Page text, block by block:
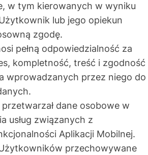
w tym kierowanych w wyniku
lub jego opiekun
zgodę.
pełną odpowiedzialność za
kompletność, treść i zgodność
wprowadzanych przez niego do
dane osobowe w
usług związanych z
Aplikacji Mobilnej.
przechowywane